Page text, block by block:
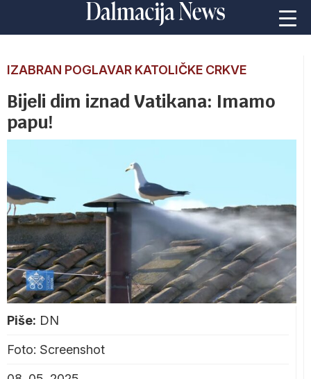
IZABRAN POGLAVAR KATOLIČKE CRKVE
Bijeli dim iznad Vatikana: Imamo
papu!
Piše: DN
Foto: Screenshot